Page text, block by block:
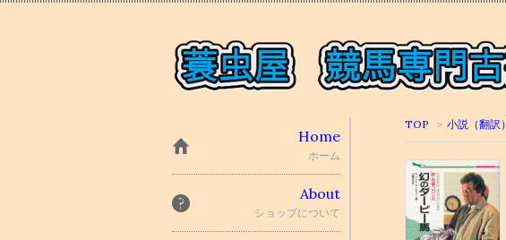
TOP > 小説（翻訳）
Home
ホーム
About
ショップについて